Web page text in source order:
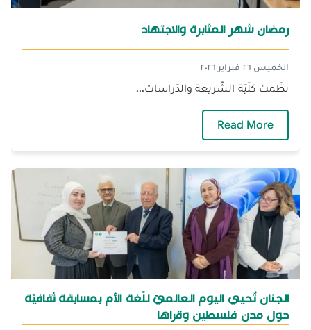
رمضان شهر المثابرة والاجتهاد
الخميس ٢٦ فبراير ٢٠٢٦
نظّمت كلّيّة الشّريعة والدّراسات...
Read More
الجنان تُحيي اليوم العالميّ للّغة الأم بمسابقة ثقافيّة
حول مدن فلسطين وقراها